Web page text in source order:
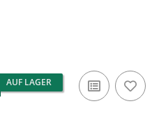
AUF LAGER